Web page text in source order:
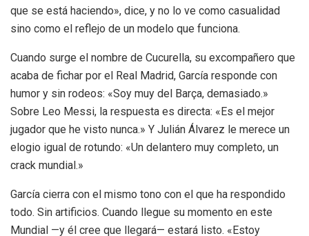
que se está haciendo», dice, y no lo ve como casualidad
sino como el reflejo de un modelo que funciona.
Cuando surge el nombre de Cucurella, su excompañero que
acaba de fichar por el Real Madrid, García responde con
humor y sin rodeos: «Soy muy del Barça, demasiado.»
Sobre Leo Messi, la respuesta es directa: «Es el mejor
jugador que he visto nunca.» Y Julián Álvarez le merece un
elogio igual de rotundo: «Un delantero muy completo, un
crack mundial.»
García cierra con el mismo tono con el que ha respondido
todo. Sin artificios. Cuando llegue su momento en este
Mundial —y él cree que llegará— estará listo. «Estoy